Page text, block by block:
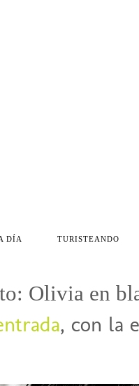
DÍA TURISTEANDO
Olivia en
, con la